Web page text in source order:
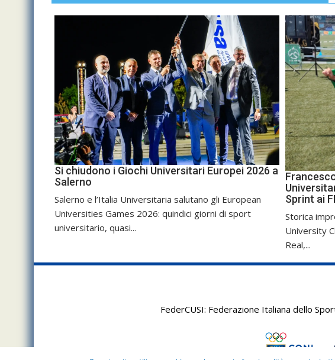
Si chiudono i Giochi Universitari Europei 2026 a
Salerno
Salerno e l’Italia Universitaria salutano gli European
Universities Games 2026: quindici giorni di sport
universitario, quasi...
Sprint ai
Storica
University
Real,...
FederCUSI: Federazione Italiana dello